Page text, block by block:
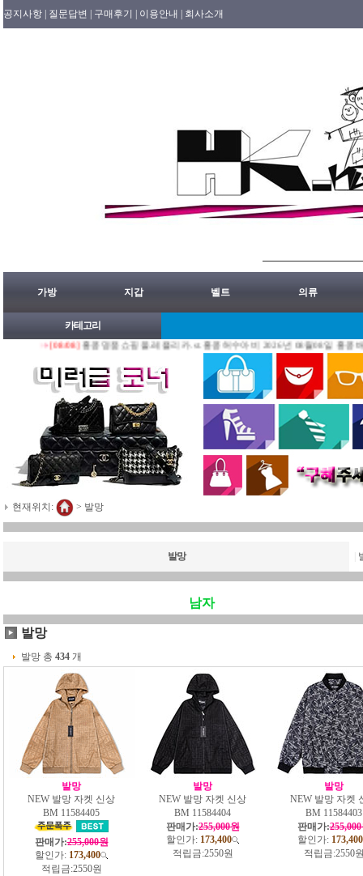
공지사항 | 질문답변 | 구매후기 | 이용안내 | 회사소개
가방 지갑 벨트 의류
카테고리
[08/08]홍콩명품쇼핑몰.레플리카.st.홍콩허수아비 2026년 08월08일 홍콩배송출발
현재위치: > 발망
발망
남자
발망
발망 총 434 개
발망
NEW 발망 자켓 신상
BM 11584405
판매가:255,000원
할인가: 173,400
적립금:2550원
발망
NEW 발망 자켓 신상
BM 11584404
판매가:255,000원
할인가: 173,400
적립금:2550원
발망
NEW 발망 자켓
BM 11584403
판매가:
할인가: 173,400
적립금:2550